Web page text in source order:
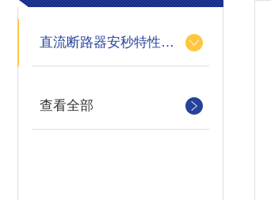
直流断路器安秒特性测试仪
查看全部